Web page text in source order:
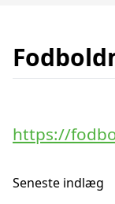
https://
Seneste indlæg